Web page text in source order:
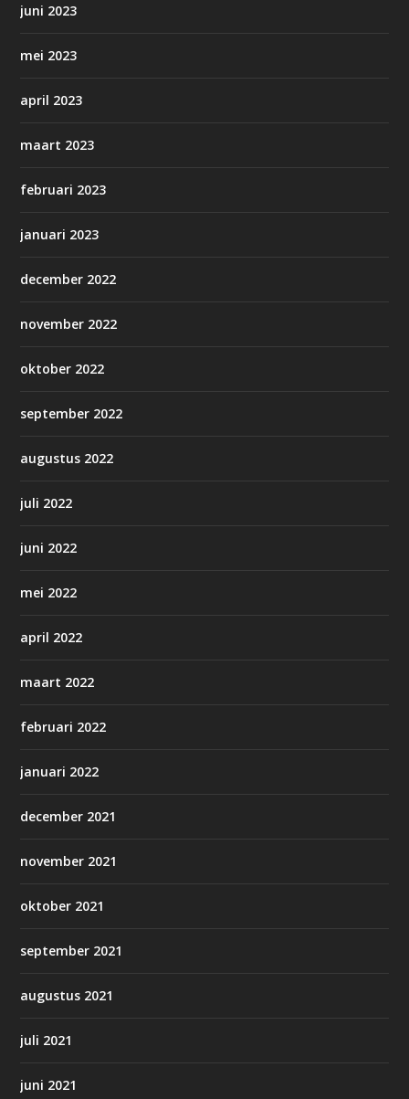
juni 2023
mei 2023
april 2023
maart 2023
februari 2023
januari 2023
december 2022
november 2022
oktober 2022
september 2022
augustus 2022
juli 2022
juni 2022
mei 2022
april 2022
maart 2022
februari 2022
januari 2022
december 2021
november 2021
oktober 2021
september 2021
augustus 2021
juli 2021
juni 2021